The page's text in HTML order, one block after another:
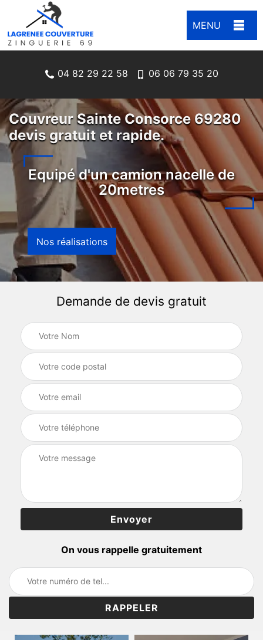
MENU
04 82 29 22 58 06 06 79 35 20
Couvreur Sainte Consorce 69280
devis gratuit et rapide.
Equipé d'un camion nacelle de
20metres
Nos réalisations
Demande de devis gratuit
On vous rappelle gratuitement